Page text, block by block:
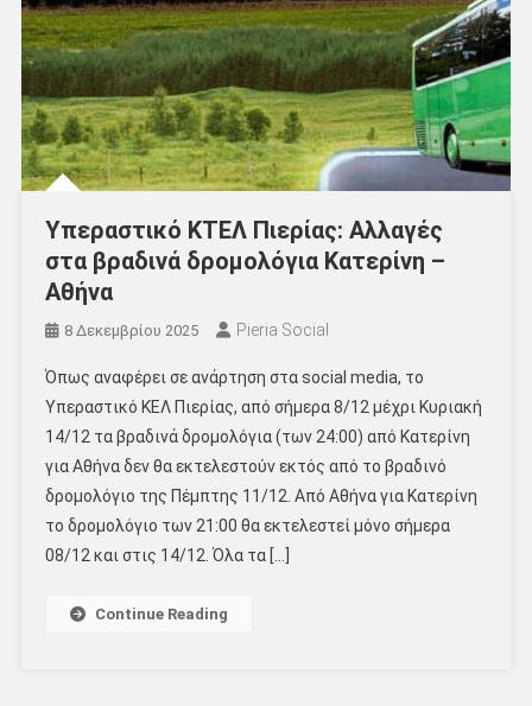
Υπεραστικό ΚΤΕΛ Πιερίας: Αλλαγές
στα βραδινά δρομολόγια Κατερίνη –
Αθήνα
8 Δεκεμβρίου 2025 Pieria Social
Όπως αναφέρει σε ανάρτηση στα social media, το
Υπεραστικό ΚΕΛ Πιερίας, από σήμερα 8/12 μέχρι Κυριακή
14/12 τα βραδινά δρομολόγια (των 24:00) από Κατερίνη
για Αθήνα δεν θα εκτελεστούν εκτός από το βραδινό
δρομολόγιο της Πέμπτης 11/12. Από Αθήνα για Κατερίνη
το δρομολόγιο των 21:00 θα εκτελεστεί μόνο σήμερα
08/12 και στις 14/12. Όλα τα […]
Continue Reading